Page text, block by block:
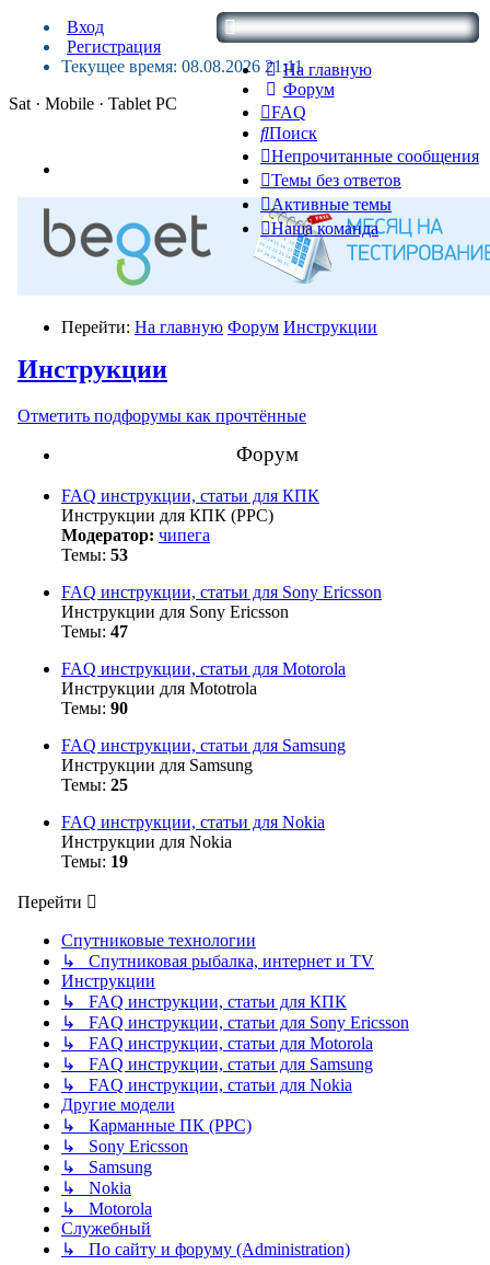
На главную
Форум
FAQ
Поиск
Непрочитанные сообщения
Темы без ответов
Активные темы
Наша команда
Вход
Регистрация
Текущее время: 08.08.2026 21:11
Sat · Mobile · Tablet PC
Перейти: На главную Форум Инструкции
Инструкции
Отметить подфорумы как прочтённые
Форум
FAQ инструкции, статьи для КПК
Инструкции для КПК (PPC)
Модератор: чипега
Темы: 53
FAQ инструкции, статьи для Sony Ericsson
Инструкции для Sony Ericsson
Темы: 47
FAQ инструкции, статьи для Motorola
Инструкции для Mototrola
Темы: 90
FAQ инструкции, статьи для Samsung
Инструкции для Samsung
Темы: 25
FAQ инструкции, статьи для Nokia
Инструкции для Nokia
Темы: 19
Перейти
Спутниковые технологии
↳ Спутниковая рыбалка, интернет и TV
Инструкции
↳ FAQ инструкции, статьи для КПК
↳ FAQ инструкции, статьи для Sony Ericsson
↳ FAQ инструкции, статьи для Motorola
↳ FAQ инструкции, статьи для Samsung
↳ FAQ инструкции, статьи для Nokia
Другие модели
↳ Карманные ПК (PPC)
↳ Sony Ericsson
↳ Samsung
↳ Nokia
↳ Motorola
Служебный
↳ По сайту и форуму (Administration)